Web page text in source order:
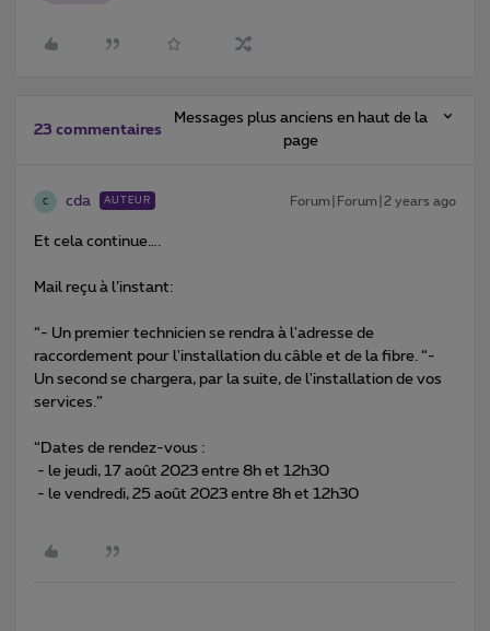
23 commentaires
Messages plus anciens en haut de la
page
C cda AUTEUR Forum|Forum|2 years ago
Et cela continue….
Mail reçu à l’instant:
“- Un premier technicien se rendra à l'adresse de
raccordement pour l'installation du câble et de la fibre. “-
Un second se chargera, par la suite, de l'installation de vos
services.”
“Dates de rendez-vous :
- le jeudi, 17 août 2023 entre 8h et 12h30
- le vendredi, 25 août 2023 entre 8h et 12h30